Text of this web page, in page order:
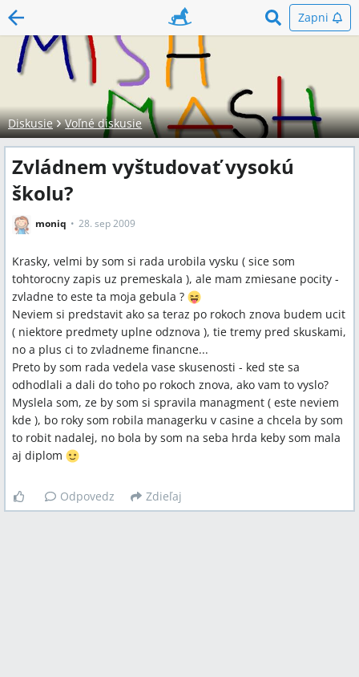
Zapni
Diskusie Voľné diskusie
Zvládnem vyštudovať vysokú
školu?
moniq 28. sep 2009
Krasky, velmi by som si rada urobila vysku ( sice som
tohtorocny zapis uz premeskala ), ale mam zmiesane pocity -
zvladne to este ta moja gebula ?
Neviem si predstavit ako sa teraz po rokoch znova budem ucit
( niektore predmety uplne odznova ), tie tremy pred skuskami,
no a plus ci to zvladneme financne...
Preto by som rada vedela vase skusenosti - ked ste sa
odhodlali a dali do toho po rokoch znova, ako vam to vyslo?
Myslela som, ze by som si spravila managment ( este neviem
kde ), bo roky som robila managerku v casine a chcela by som
to robit nadalej, no bola by som na seba hrda keby som mala
aj diplom
Odpovedz Zdieľaj